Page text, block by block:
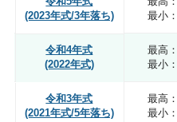
(2023年式/3年落ち)
最小
令和4年式
(2022年式)
最高
最小
令和3年式
(2021年式/5年落ち)
最高
最小